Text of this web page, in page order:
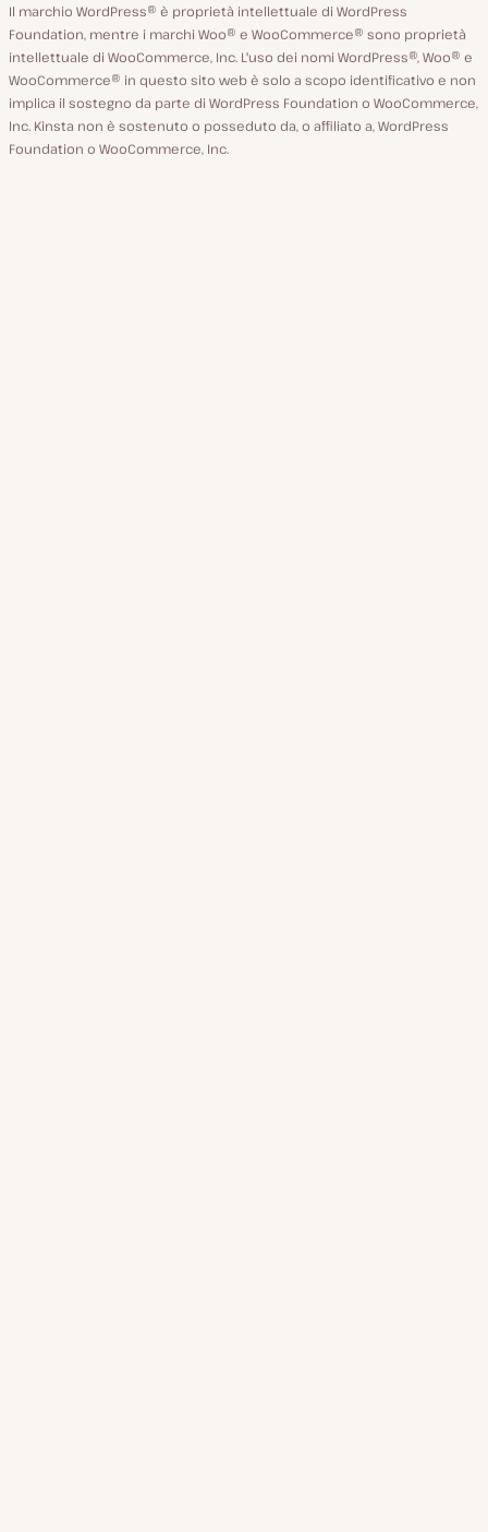
Il marchio WordPress® è proprietà intellettuale di WordPress
Foundation, mentre i marchi Woo® e WooCommerce® sono proprietà
intellettuale di WooCommerce, Inc. L'uso dei nomi WordPress®, Woo® e
WooCommerce® in questo sito web è solo a scopo identificativo e non
implica il sostegno da parte di WordPress Foundation o WooCommerce,
Inc. Kinsta non è sostenuto o posseduto da, o affiliato a, WordPress
Foundation o WooCommerce, Inc.